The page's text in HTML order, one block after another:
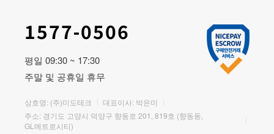
1577-0506
평일 09:30 ~ 17:30
주말 및 공휴일 휴무
상호명: (주)미도테크
대표이사: 박은미
주소: 경기도 고양시 덕양구 향동로 201, 819호 (향동동,
GL메트로시티)